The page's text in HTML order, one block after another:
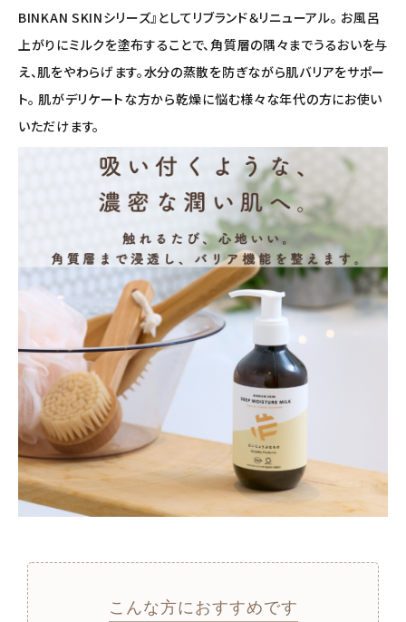
ご利用ガイド等
アカウント情報
meeting_room ログイン
BINKAN SKINシリーズ』としてリブランド＆リニューアル。 お風呂
上がりにミルクを塗布することで、角質層の隅々までうるおいを与
え、肌をやわらげます。水分の蒸散を防ぎながら肌バリアをサポー
ト。 肌がデリケートな方から乾燥に悩む様々な年代の方にお使い
いただけます。
こんな方におすすめです